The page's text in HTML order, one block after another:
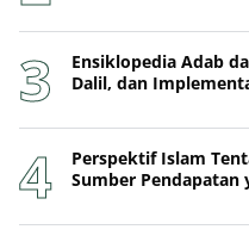
Ensiklopedia Adab
Dalil, dan
Perspektif Islam
Sumber Pendapatan